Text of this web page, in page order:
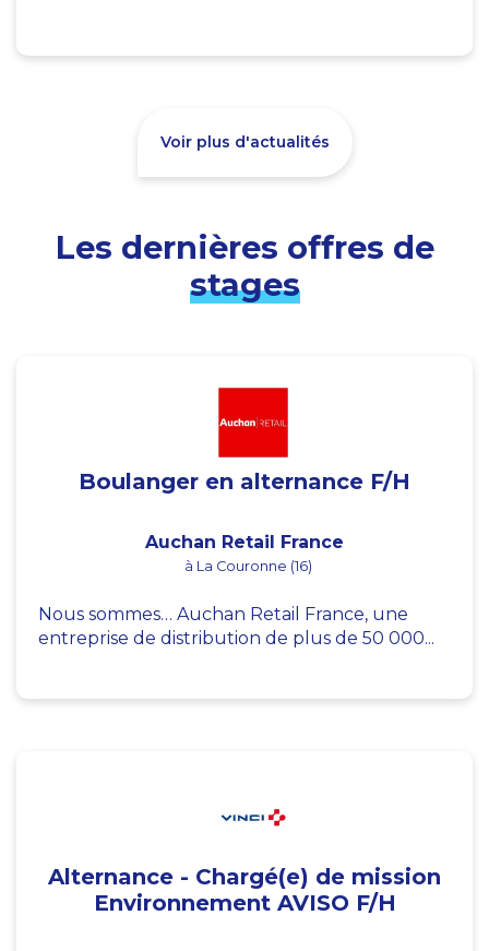
Voir plus d'actualités
Les dernières offres de
stages
Boulanger en alternance F/H
Auchan Retail France
à La Couronne (16)
Nous sommes… Auchan Retail France, une
entreprise de distribution de plus de 50 000...
Alternance - Chargé(e) de mission
Environnement AVISO F/H